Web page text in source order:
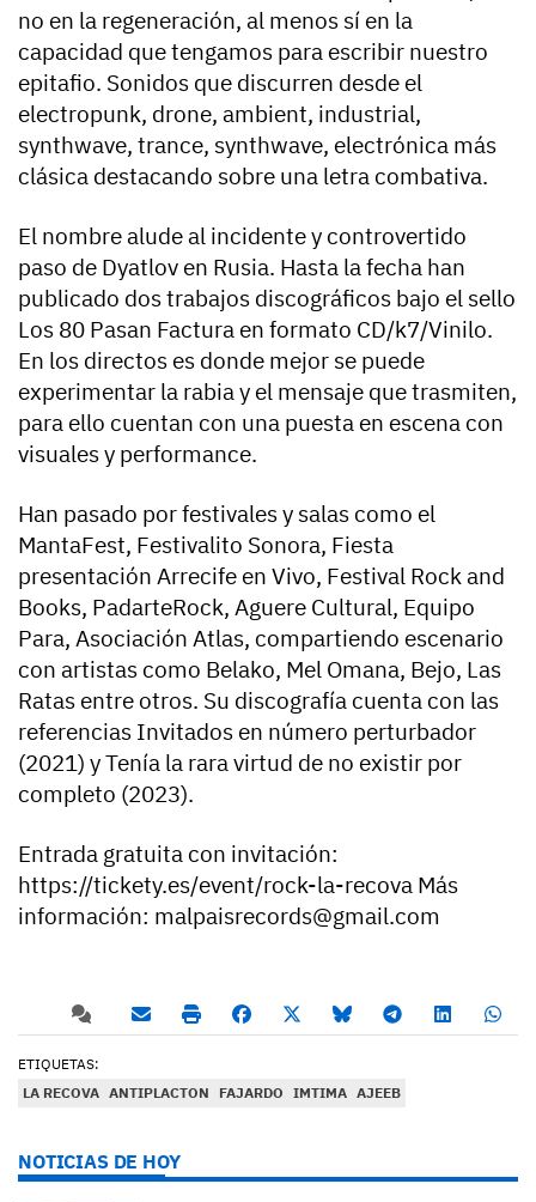
no en la regeneración, al menos sí en la
capacidad que tengamos para escribir nuestro
epitafio. Sonidos que discurren desde el
electropunk, drone, ambient, industrial,
synthwave, trance, synthwave, electrónica más
clásica destacando sobre una letra combativa.
El nombre alude al incidente y controvertido
paso de Dyatlov en Rusia. Hasta la fecha han
publicado dos trabajos discográficos bajo el sello
Los 80 Pasan Factura en formato CD/k7/Vinilo.
En los directos es donde mejor se puede
experimentar la rabia y el mensaje que trasmiten,
para ello cuentan con una puesta en escena con
visuales y performance.
Han pasado por festivales y salas como el
MantaFest, Festivalito Sonora, Fiesta
presentación Arrecife en Vivo, Festival Rock and
Books, PadarteRock, Aguere Cultural, Equipo
Para, Asociación Atlas, compartiendo escenario
con artistas como Belako, Mel Omana, Bejo, Las
Ratas entre otros. Su discografía cuenta con las
referencias Invitados en número perturbador
(2021) y Tenía la rara virtud de no existir por
completo (2023).
Entrada gratuita con invitación:
https://tickety.es/event/rock-la-recova Más
información: malpaisrecords@gmail.com
ETIQUETAS:
LA RECOVA ANTIPLACTON FAJARDO IMTIMA AJEEB
NOTICIAS DE HOY